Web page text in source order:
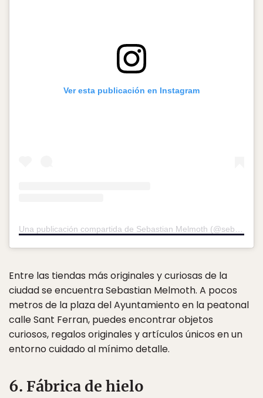
Ver esta publicación en Instagram
Entre las tiendas más originales y curiosas de la
ciudad se encuentra Sebastian Melmoth. A pocos
metros de la plaza del Ayuntamiento en la peatonal
calle Sant Ferran, puedes encontrar objetos
curiosos, regalos originales y artículos únicos en un
entorno cuidado al mínimo detalle.
6. Fábrica de hielo